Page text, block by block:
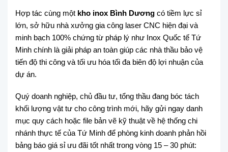
Hợp tác cùng một kho inox Bình Dương có tiềm lực sỉ
lớn, sở hữu nhà xưởng gia công laser CNC hiện đại và
minh bạch 100% chứng từ pháp lý như Inox Quốc tế Tứ
Minh chính là giải pháp an toàn giúp các nhà thầu bảo vệ
tiến độ thi công và tối ưu hóa tối đa biên độ lợi nhuận của
dự án.
Quý doanh nghiệp, chủ đầu tư, tổng thầu đang bóc tách
khối lượng vật tư cho công trình mới, hãy gửi ngay danh
mục quy cách hoặc file bản vẽ kỹ thuật về hệ thống chi
nhánh thực tế của Tứ Minh để phòng kinh doanh phản hồi
bảng báo giá sỉ ưu đãi tốt nhất trong vòng 15 – 30 phút: